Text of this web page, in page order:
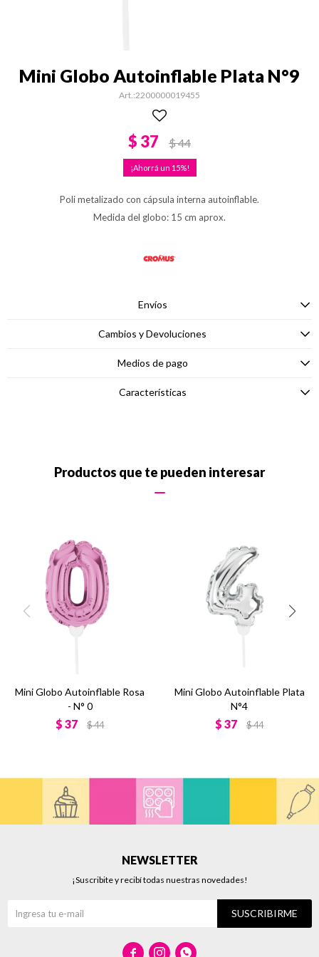
Mini Globo Autoinflable Plata N°9
2200000019455
$ 37 $44
15
Poli metalizado con cápsula interna autoinflable.
Medida del globo: 15 cm aprox.
Envíos
Cambios y Devoluciones
Medios de pago
Características
Productos que te pueden interesar
Mini Globo Autoinflable Rosa
- N° 0
$ 37 $44
Mini Globo Autoinflable Plata
N°4
$ 37 $44
NEWSLETTER
¡Suscribite y recibí todas nuestras novedades!
SUSCRIBIRME
  